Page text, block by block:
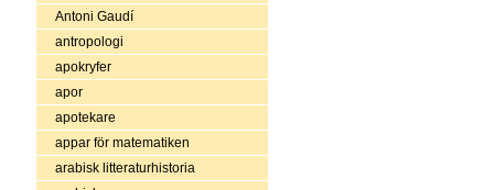
Antoni Gaudí
antropologi
apokryfer
apor
apotekare
appar för matematiken
arabisk litteraturhistoria